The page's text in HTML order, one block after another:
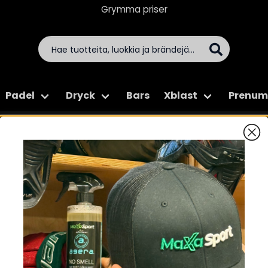
Grymma priser
Padel Dryck Bars Xblast
Hem Dryck Powerade
Powerade
-26%